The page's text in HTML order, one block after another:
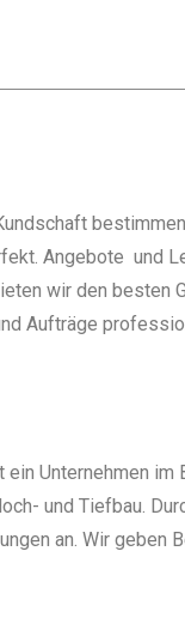
Angebote und
wir den besten
Aufträge
ein Unternehmen
und Tiefbau.
an. Wir geben